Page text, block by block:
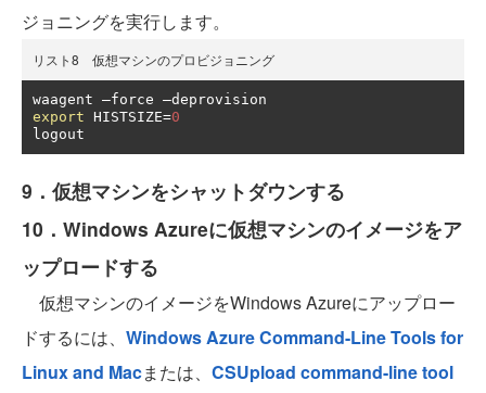
ジョニングを実行します。
リスト8 仮想マシンのプロビジョニング
waagent –force –
export HISTSIZE=0
logout
9．仮想マシンをシャットダウンする
10．Windows Azureに仮想マシンのイメージをア
ップロードする
仮想マシンのイメージをWindows Azureにアップロー
ドするには、 Windows Azure Command-Line Tools for
Linux and Macまたは、 CSUpload command-line tool